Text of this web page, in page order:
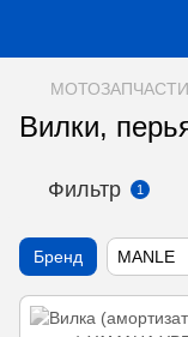
МОТОЗАПЧАСТИ
Вилки,
Фильтр 1
Бренд MANLE